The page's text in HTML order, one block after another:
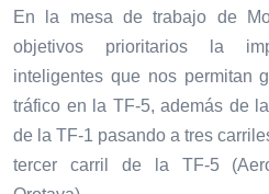
En la mesa de trabajo de
objetivos prioritarios la
inteligentes que nos permitan
tráfico en la TF-5, además de
de la TF-1 pasando a tres
tercer carril de la TF-5